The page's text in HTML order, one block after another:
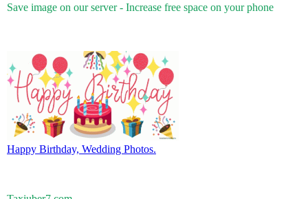
Save image on our server - Increase free space on your phone
Happy Birthday, Wedding Photos.